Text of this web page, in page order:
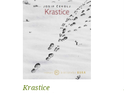
Krastice